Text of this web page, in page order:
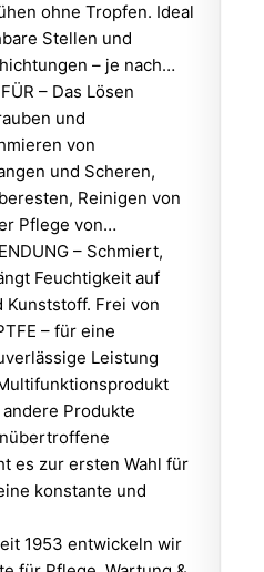
ohne Tropfen. Ideal
Stellen und
– je nach…
– Das Lösen
und
von
und Scheren,
Reinigen von
Pflege von…
– Schmiert,
Feuchtigkeit auf
Kunststoff. Frei von
– für eine
Leistung
Produkte
es zur ersten Wahl für
konstante und
1953 entwickeln wir